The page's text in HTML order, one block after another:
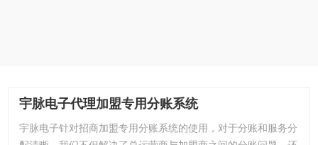
宇脉电子代理加盟专用分账系统
宇脉电子针对招商加盟专用分账系统的使用，对于分账和服务分